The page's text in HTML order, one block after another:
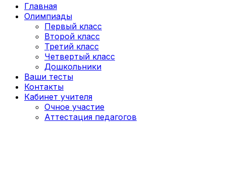
Главная
Олимпиады
Первый класс
Второй класс
Третий класс
Четвертый класс
Дошкольники
Ваши тесты
Контакты
Кабинет учителя
Очное участие
Аттестация педагогов